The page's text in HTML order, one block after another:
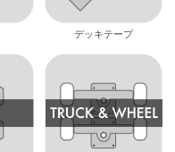
デッキテープ